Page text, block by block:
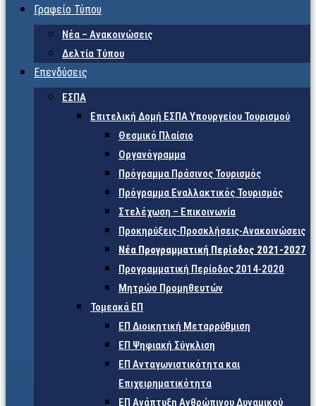
Γραφείο Τύπου
Νέα – Ανακοινώσεις
Δελτία Τύπου
Επενδύσεις
ΕΣΠΑ
Επιτελική Δομή ΕΣΠΑ Υπουργείου Τουρισμού
Θεσμικό Πλαίσιο
Οργανόγραμμα
Πρόγραμμα Πράσινος Τουρισμός
Πρόγραμμα Εναλλακτικός Τουρισμός
Στελέχωση – Επικοινωνία
Προκηρύξεις-Προσκλήσεις-Ανακοινώσεις
Νέα Προγραμματική Περίοδος 2021-2027
Προγραμματική Περίοδος 2014-2020
Μητρώο Προμηθευτών
Τομεακά ΕΠ
ΕΠ Διοικητική Μεταρρύθμιση
ΕΠ Ψηφιακή Σύγκλιση
ΕΠ Ανταγωνιστικότητα και
Επιχειρηματικότητα
ΕΠ Ανάπτυξη Ανθρώπινου Δυναμικού